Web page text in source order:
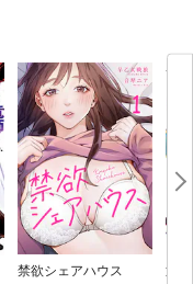
禁欲シェアハウス
辺